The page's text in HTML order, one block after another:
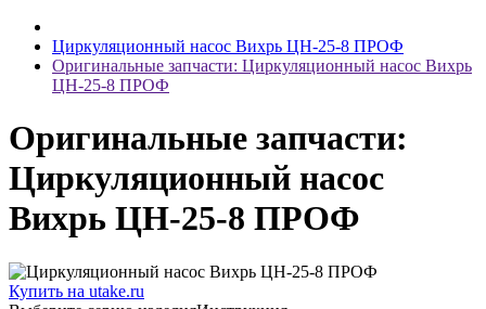
Циркуляционный насос Вихрь ЦН-25-8 ПРОФ
Оригинальные запчасти: Циркуляционный насос Вихрь
ЦН-25-8 ПРОФ
Оригинальные запчасти:
Циркуляционный насос
Вихрь ЦН-25-8 ПРОФ
Купить на utake.ru